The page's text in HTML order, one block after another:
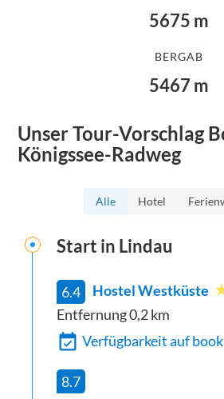
5675 m
BERGAB
5467 m
Unser Tour-Vorschlag
Königssee-Radweg
Alle Hotel
Start in Lindau
6.4 Hostel Westküste
Entfernung0,2km
Verfügbarkeit auf
8.7